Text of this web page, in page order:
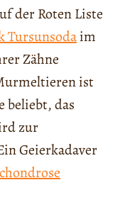
der Roten Liste
Tursunsodaim
Zähne
ist
beliebt, das
zur
Geierkadaver